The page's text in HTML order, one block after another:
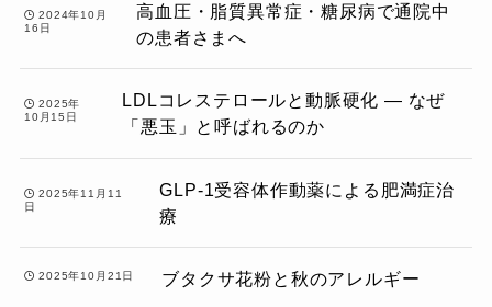
2024年10月
16日
高血圧・脂質異常症・糖尿病で通院中
の患者さまへ
2025年
10月15日
LDLコレステロールと動脈硬化 ― なぜ
「悪玉」と呼ばれるのか
2025年11月11
日
GLP-1受容体作動薬による肥満症治
療
2025年10月21日 ブタクサ花粉と秋のアレルギー